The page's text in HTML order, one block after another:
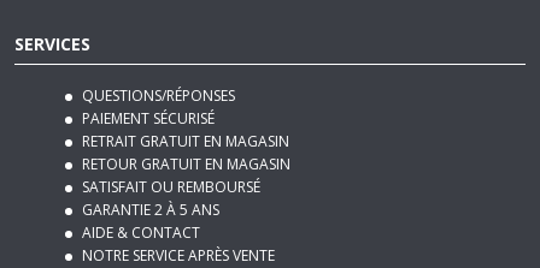
SERVICES
QUESTIONS/RÉPONSES
PAIEMENT SÉCURISÉ
RETRAIT GRATUIT EN MAGASIN
RETOUR GRATUIT EN MAGASIN
SATISFAIT OU REMBOURSÉ
GARANTIE 2 À 5 ANS
AIDE & CONTACT
NOTRE SERVICE APRÈS VENTE